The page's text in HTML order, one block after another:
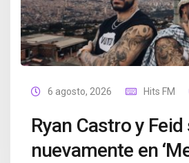
6 agosto, 2026 Hits FM
Ryan Castro y
nuevamente en